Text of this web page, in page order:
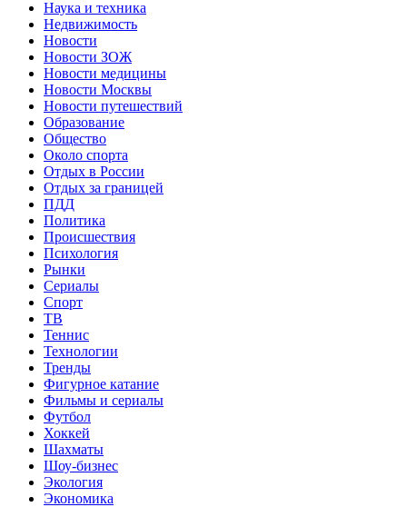
Наука и техника
Недвижимость
Новости
Новости ЗОЖ
Новости медицины
Новости Москвы
Новости путешествий
Образование
Общество
Около спорта
Отдых в России
Отдых за границей
ПДД
Политика
Происшествия
Психология
Рынки
Сериалы
Спорт
ТВ
Теннис
Технологии
Тренды
Фигурное катание
Фильмы и сериалы
Футбол
Хоккей
Шахматы
Шоу-бизнес
Экология
Экономика